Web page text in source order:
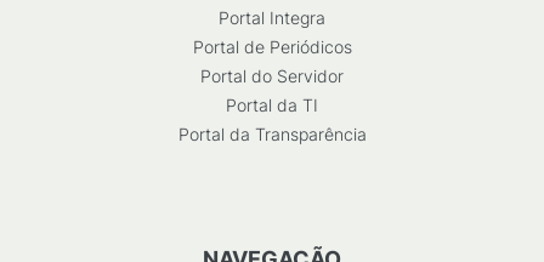
Portal Integra
Portal de Periódicos
Portal do Servidor
Portal da TI
Portal da Transparência